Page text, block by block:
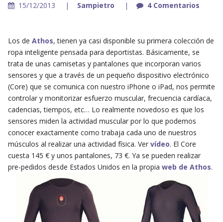
15/12/2013 Sampietro 4 Comentarios
Los de Athos, tienen ya casi disponible su primera colección de
ropa inteligente pensada para deportistas. Básicamente, se
trata de unas camisetas y pantalones que incorporan varios
sensores y que a través de un pequeño dispositivo electrónico
(Core) que se comunica con nuestro iPhone o iPad, nos permite
controlar y monitorizar esfuerzo muscular, frecuencia cardíaca,
cadencias, tiempos, etc… Lo realmente novedoso es que los
sensores miden la actividad muscular por lo que podemos
conocer exactamente como trabaja cada uno de nuestros
músculos al realizar una actividad física. Ver vídeo. El Core
cuesta 145 € y unos pantalones, 73 €. Ya se pueden realizar
pre-pedidos desde Estados Unidos en la propia web de Athos.